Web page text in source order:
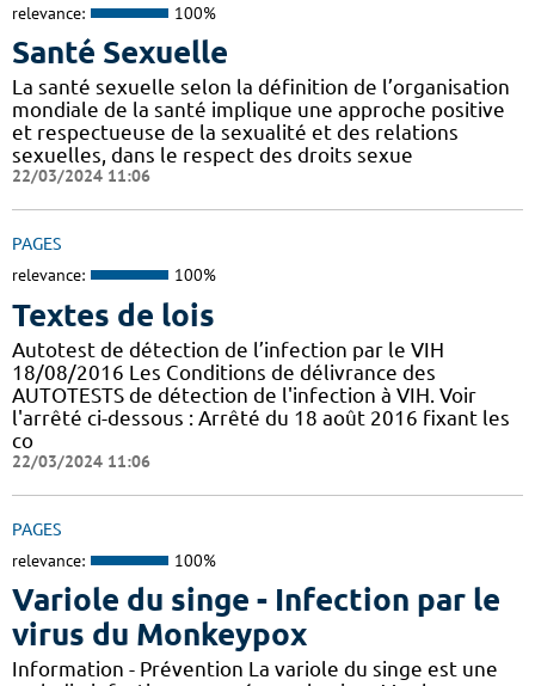
relevance: 100%
Santé Sexuelle
La santé sexuelle selon la définition de l’organisation
mondiale de la santé implique une approche positive
et respectueuse de la sexualité et des relations
sexuelles, dans le respect des droits sexue
22/03/2024 11:06
PAGES
relevance: 100%
Textes de lois
Autotest de détection de l’infection par le VIH
18/08/2016 Les Conditions de délivrance des
AUTOTESTS de détection de l'infection à VIH. Voir
l'arrêté ci-dessous : Arrêté du 18 août 2016 fixant les
co
22/03/2024 11:06
PAGES
relevance: 100%
Variole du singe - Infection par le
virus du Monkeypox
Information - Prévention La variole du singe est une